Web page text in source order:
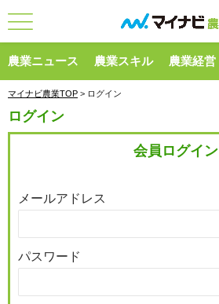
農業ニュース 農業スキル 農業経営
マイナビ農業TOP > ログイン
ログイン
会員ログイン
メールアドレス
パスワード